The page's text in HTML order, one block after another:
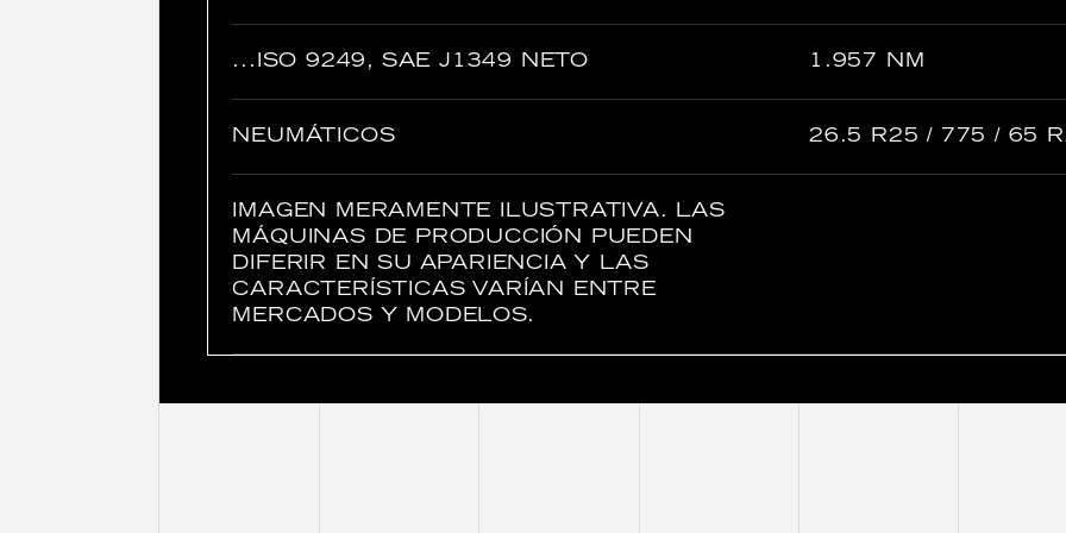
...ISO 9249, SAE J1349 NETO 1.957 NM
NEUMÁTICOS 26.5 R25 / 775 / 65
IMAGEN MERAMENTE ILUSTRATIVA. LAS
MÁQUINAS DE PRODUCCIÓN PUEDEN
DIFERIR EN SU APARIENCIA Y LAS
CARACTERÍSTICAS VARÍAN ENTRE
MERCADOS Y MODELOS.